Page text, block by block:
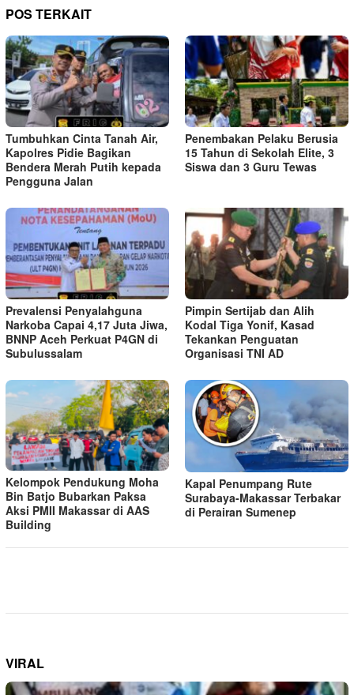
POS TERKAIT
Tumbuhkan Cinta Tanah Air,
Kapolres Pidie Bagikan
Bendera Merah Putih kepada
Pengguna Jalan ‎
Penembakan Pelaku Berusia
15 Tahun di Sekolah Elite, 3
Siswa dan 3 Guru Tewas
Prevalensi Penyalahguna
Narkoba Capai 4,17 Juta Jiwa,
BNNP Aceh Perkuat P4GN di
Subulussalam
Pimpin Sertijab dan Alih
Kodal Tiga Yonif, Kasad
Tekankan Penguatan
Organisasi TNI AD
Kelompok Pendukung Moha
Bin Batjo Bubarkan Paksa
Aksi PMII Makassar di AAS
Building
Kapal Penumpang Rute
Surabaya-Makassar Terbakar
di Perairan Sumenep
VIRAL